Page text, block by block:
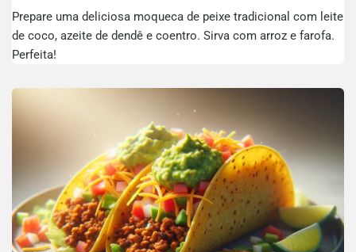
Prepare uma deliciosa moqueca de peixe tradicional com leite
de coco, azeite de dendê e coentro. Sirva com arroz e farofa.
Perfeita!